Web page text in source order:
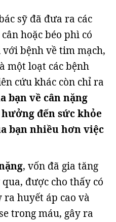
sỹ đã đưa ra các
hoặc béo phì có
với bệnh về tim mạch,
một loạt các bệnh
cứu khác còn chỉ ra
bạn về cân nặng
đến sức khỏe
bạn nhiều hơn việc
, vốn đã gia tăng
được cho thấy có
ra huyết áp cao và
trong máu, gây ra